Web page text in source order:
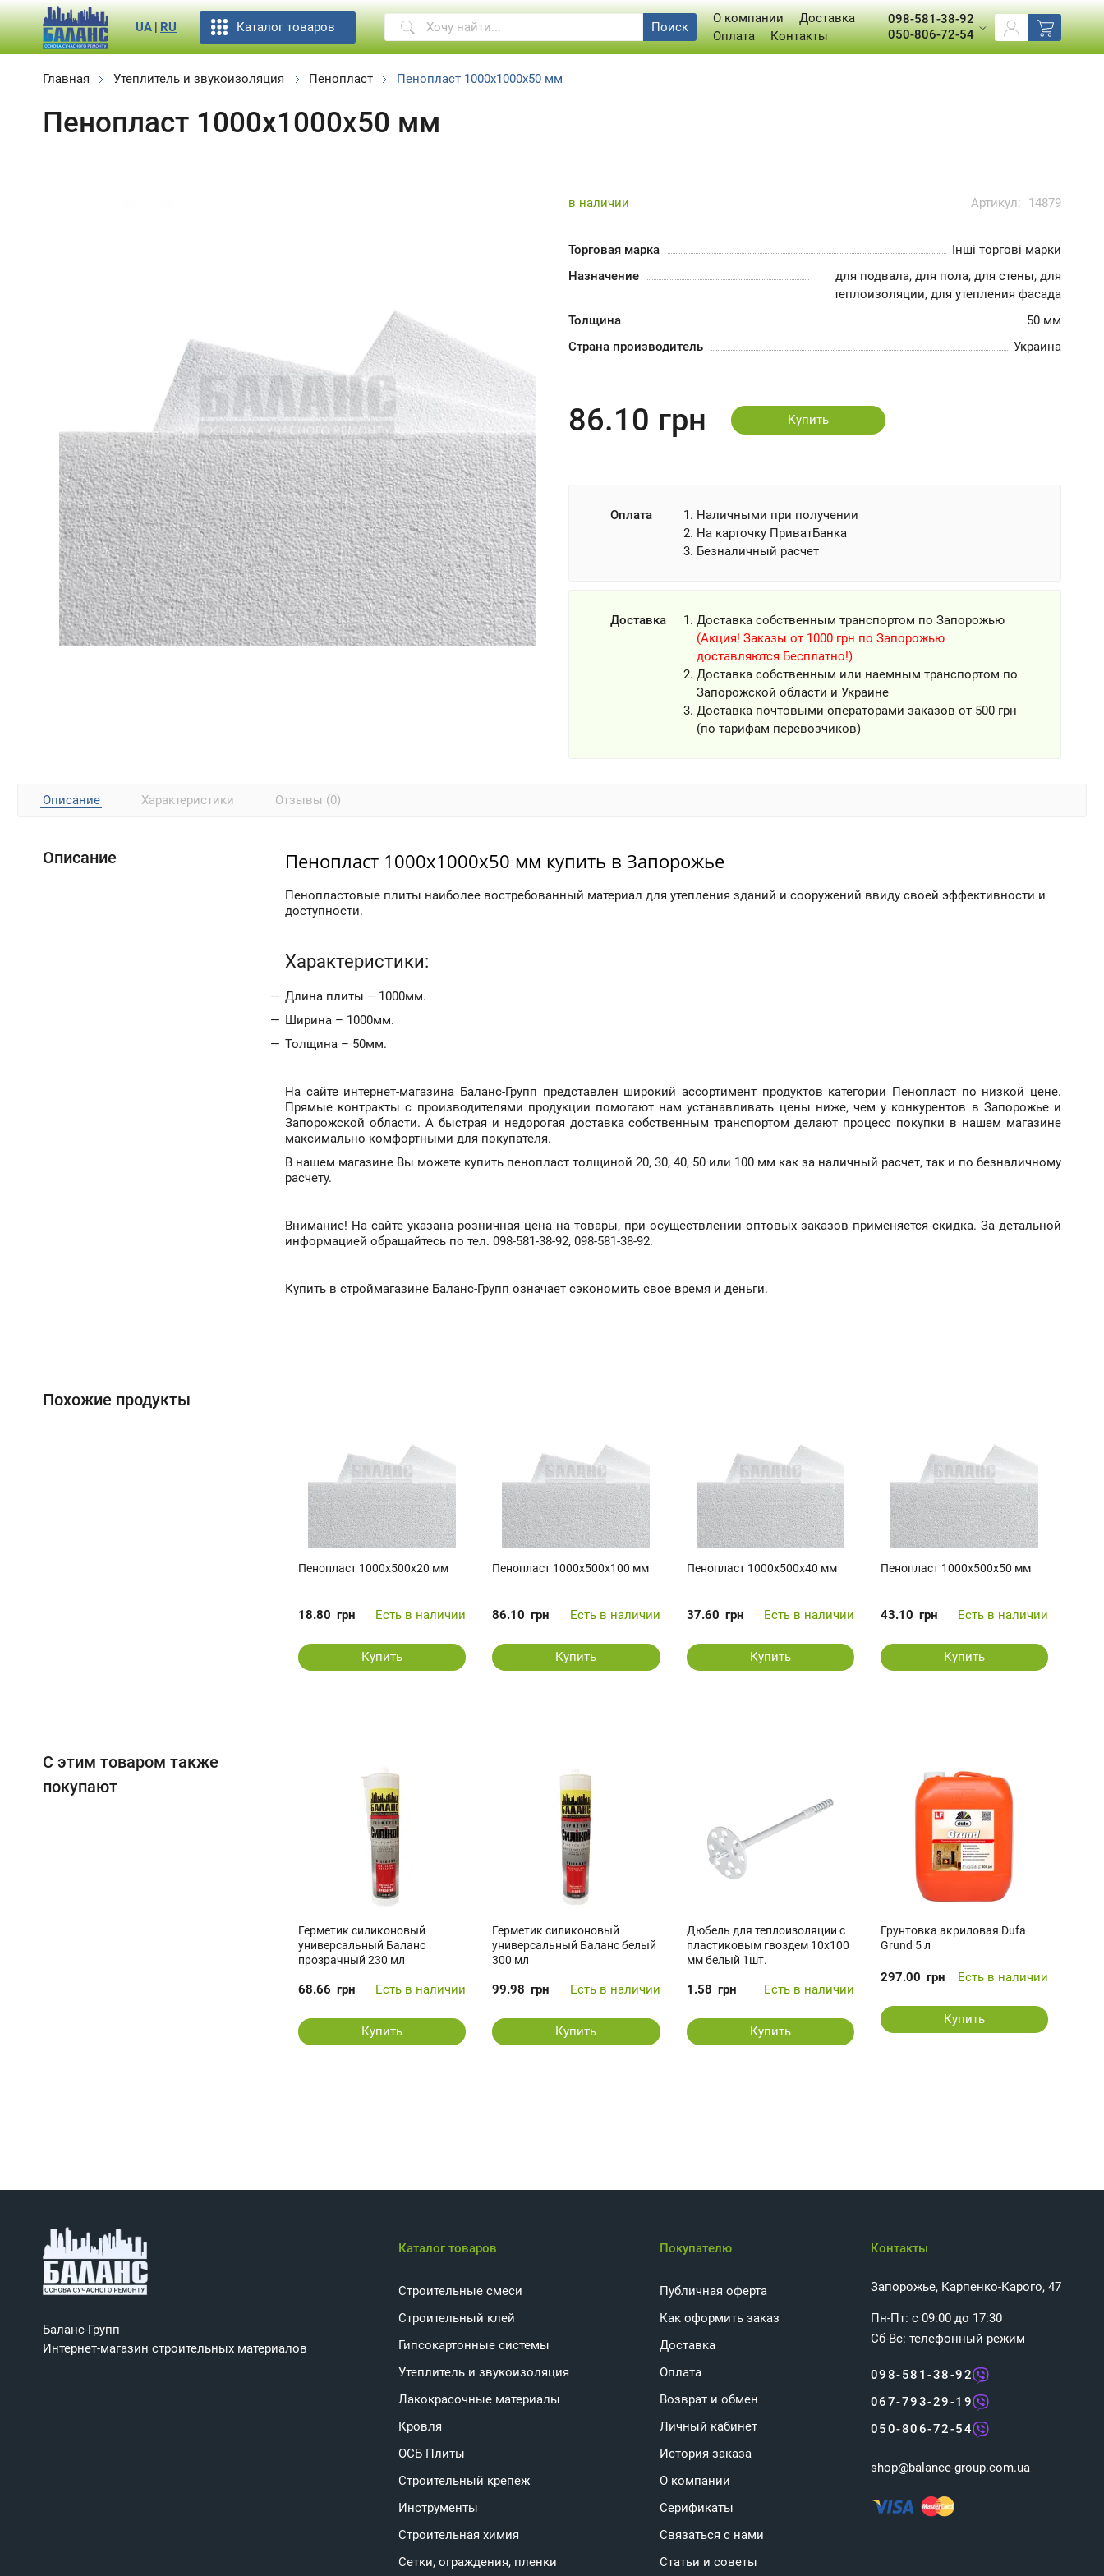
RU
|
UA Каталог товаров Поиск
О компании
Доставка
Оплата
Контакты
098-581-38-92
050-806-72-54
Главная Утеплитель и звукоизоляция Пенопласт Пенопласт 1000x1000x50 мм
Пенопласт 1000x1000x50 мм
в наличии Артикул: 14879
Торговая марка
Інші торгові марки
Назначение
для подвала, для пола, для стены, для
теплоизоляции, для утепления фасада
Толщина
50 мм
Страна производитель
Украина
86.10 грн Купить
Оплата
Наличными при получении
На карточку ПриватБанка
Безналичный расчет
Доставка
Доставка собственным транспортом по Запорожью
(Акция! Заказы от 1000 грн по Запорожью
доставляются Бесплатно!)
Доставка собственным или наемным транспортом по
Запорожской области и Украине
Доставка почтовыми операторами заказов от 500 грн
(по тарифам перевозчиков)
Описание Характеристики Отзывы (0)
Описание Пенопласт 1000x1000x50 мм купить в Запорожье
Пенопластовые плиты наиболее востребованный материал для утепления зданий и сооружений ввиду своей эффективности и
доступности.
Характеристики:
Длина плиты – 1000мм.
Ширина – 1000мм.
Толщина – 50мм.
На сайте интернет-магазина Баланс-Групп представлен широкий ассортимент продуктов категории Пенопласт по низкой цене.
Прямые контракты с производителями продукции помогают нам устанавливать цены ниже, чем у конкурентов в Запорожье и
Запорожской области. А быстрая и недорогая доставка собственным транспортом делают процесс покупки в нашем магазине
максимально комфортными для покупателя.
В нашем магазине Вы можете купить пенопласт толщиной 20, 30, 40, 50 или 100 мм как за наличный расчет, так и по безналичному
расчету.
Внимание! На сайте указана розничная цена на товары, при осуществлении оптовых заказов применяется скидка. За детальной
информацией обращайтесь по тел. 098-581-38-92, 098-581-38-92.
Купить в строймагазине Баланс-Групп означает сэкономить свое время и деньги.
Похожие продукты
Пенопласт 1000x500x20 мм
18.80 грн Есть в наличии
Купить
Пенопласт 1000x500x100 мм
86.10 грн Есть в наличии
Купить
Пенопласт 1000x500x40 мм
37.60 грн Есть в наличии
Купить
Пенопласт 1000x500x50 мм
43.10 грн Есть в наличии
Купить
С этим товаром также
покупают
Герметик силиконовый
универсальный Баланс
прозрачный 230 мл
68.66 грн Есть в наличии
Купить
Герметик силиконовый
универсальный Баланс белый
300 мл
99.98 грн Есть в наличии
Купить
Дюбель для теплоизоляции с
пластиковым гвоздем 10x100
мм белый 1шт.
1.58 грн Есть в наличии
Купить
Грунтовка акриловая Dufa
Grund 5 л
297.00 грн Есть в наличии
Купить
Баланс-Групп
Интернет-магазин строительных материалов
Каталог товаров
Строительные смеси
Строительный клей
Гипсокартонные системы
Утеплитель и звукоизоляция
Лакокрасочные материалы
Кровля
ОСБ Плиты
Строительный крепеж
Инструменты
Строительная химия
Сетки, ограждения, пленки
Покупателю
Публичная оферта
Как оформить заказ
Доставка
Оплата
Возврат и обмен
Личный кабинет
История заказа
О компании
Серификаты
Связаться с нами
Статьи и советы
Контакты
Запорожье, Карпенко-Карого, 47
Пн-Пт: с 09:00 до 17:30
Сб-Вс: телефонный режим
098-581-38-92
067-793-29-19
050-806-72-54
shop@balance-group.com.ua